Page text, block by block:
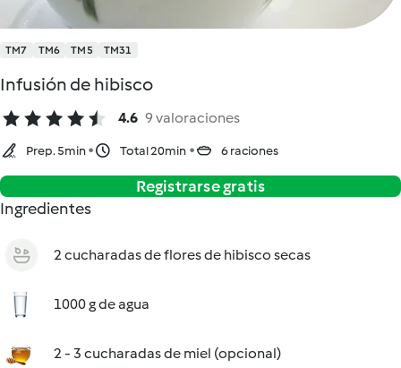
TM7 TM6 TM5 TM31
Infusión de hibisco
4.6 9 valoraciones
Prep. 5min Total 20min 6 raciones
Registrarse gratis
Ingredientes
2 cucharadas de flores de hibisco secas
1000 g de agua
2 - 3 cucharadas de miel (opcional)